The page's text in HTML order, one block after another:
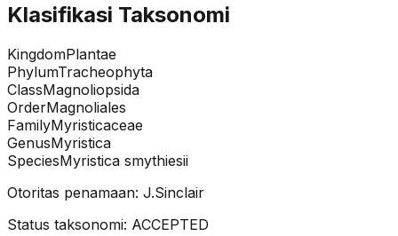
Klasifikasi Taksonomi
KingdomPlantae
PhylumTracheophyta
ClassMagnoliopsida
OrderMagnoliales
FamilyMyristicaceae
GenusMyristica
SpeciesMyristica smythiesii
Otoritas penamaan: J.Sinclair
Status taksonomi: ACCEPTED